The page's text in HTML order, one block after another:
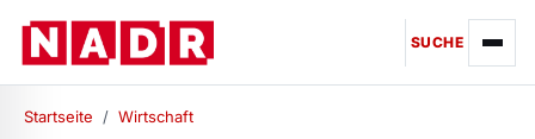
SUCHE
Startseite / Wirtschaft